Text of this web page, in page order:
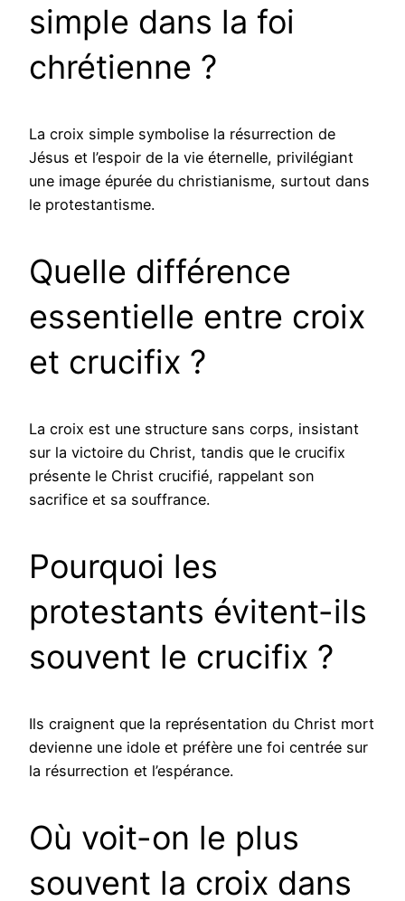
simple dans la foi
chrétienne ?
La croix simple symbolise la résurrection de
Jésus et l’espoir de la vie éternelle, privilégiant
une image épurée du christianisme, surtout dans
le protestantisme.
Quelle différence
essentielle entre croix
et crucifix ?
La croix est une structure sans corps, insistant
sur la victoire du Christ, tandis que le crucifix
présente le Christ crucifié, rappelant son
sacrifice et sa souffrance.
Pourquoi les
protestants évitent-ils
souvent le crucifix ?
Ils craignent que la représentation du Christ mort
devienne une idole et préfère une foi centrée sur
la résurrection et l’espérance.
Où voit-on le plus
souvent la croix dans